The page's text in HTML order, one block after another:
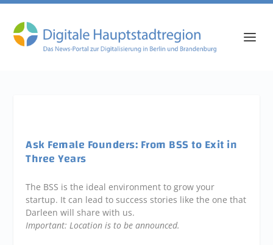
Ask Female Founders: From BSS to Exit in
Three Years
The BSS is the ideal environment to grow your
startup. It can lead to success stories like the one that
Darleen will share with us.
Important: Location is to be announced.